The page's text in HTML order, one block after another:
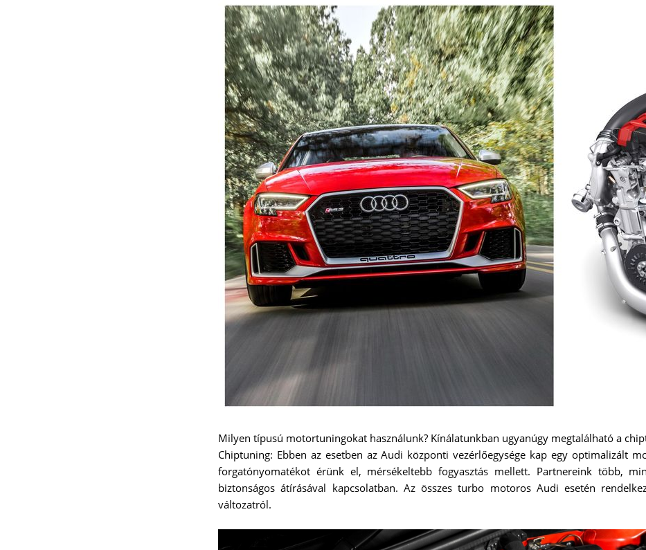
Milyen típusú motortuningokat használunk? Kínálatunkban ugyanúgy megtalálható a
Chiptuning: Ebben az esetben az Audi központi vezérlőegysége kap egy optimalizált
forgatónyomatékot érünk el, mérsékeltebb fogyasztás mellett. Partnereink több,
biztonságos átírásával kapcsolatban. Az összes turbo motoros Audi esetén
változatról.